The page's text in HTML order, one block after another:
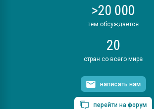
>20 000
тем обсуждается
20
стран со всего мира
написать нам
перейти на форум